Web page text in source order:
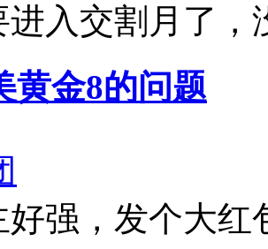
进入交割月了，
黄金8的问题
好强，发个大红